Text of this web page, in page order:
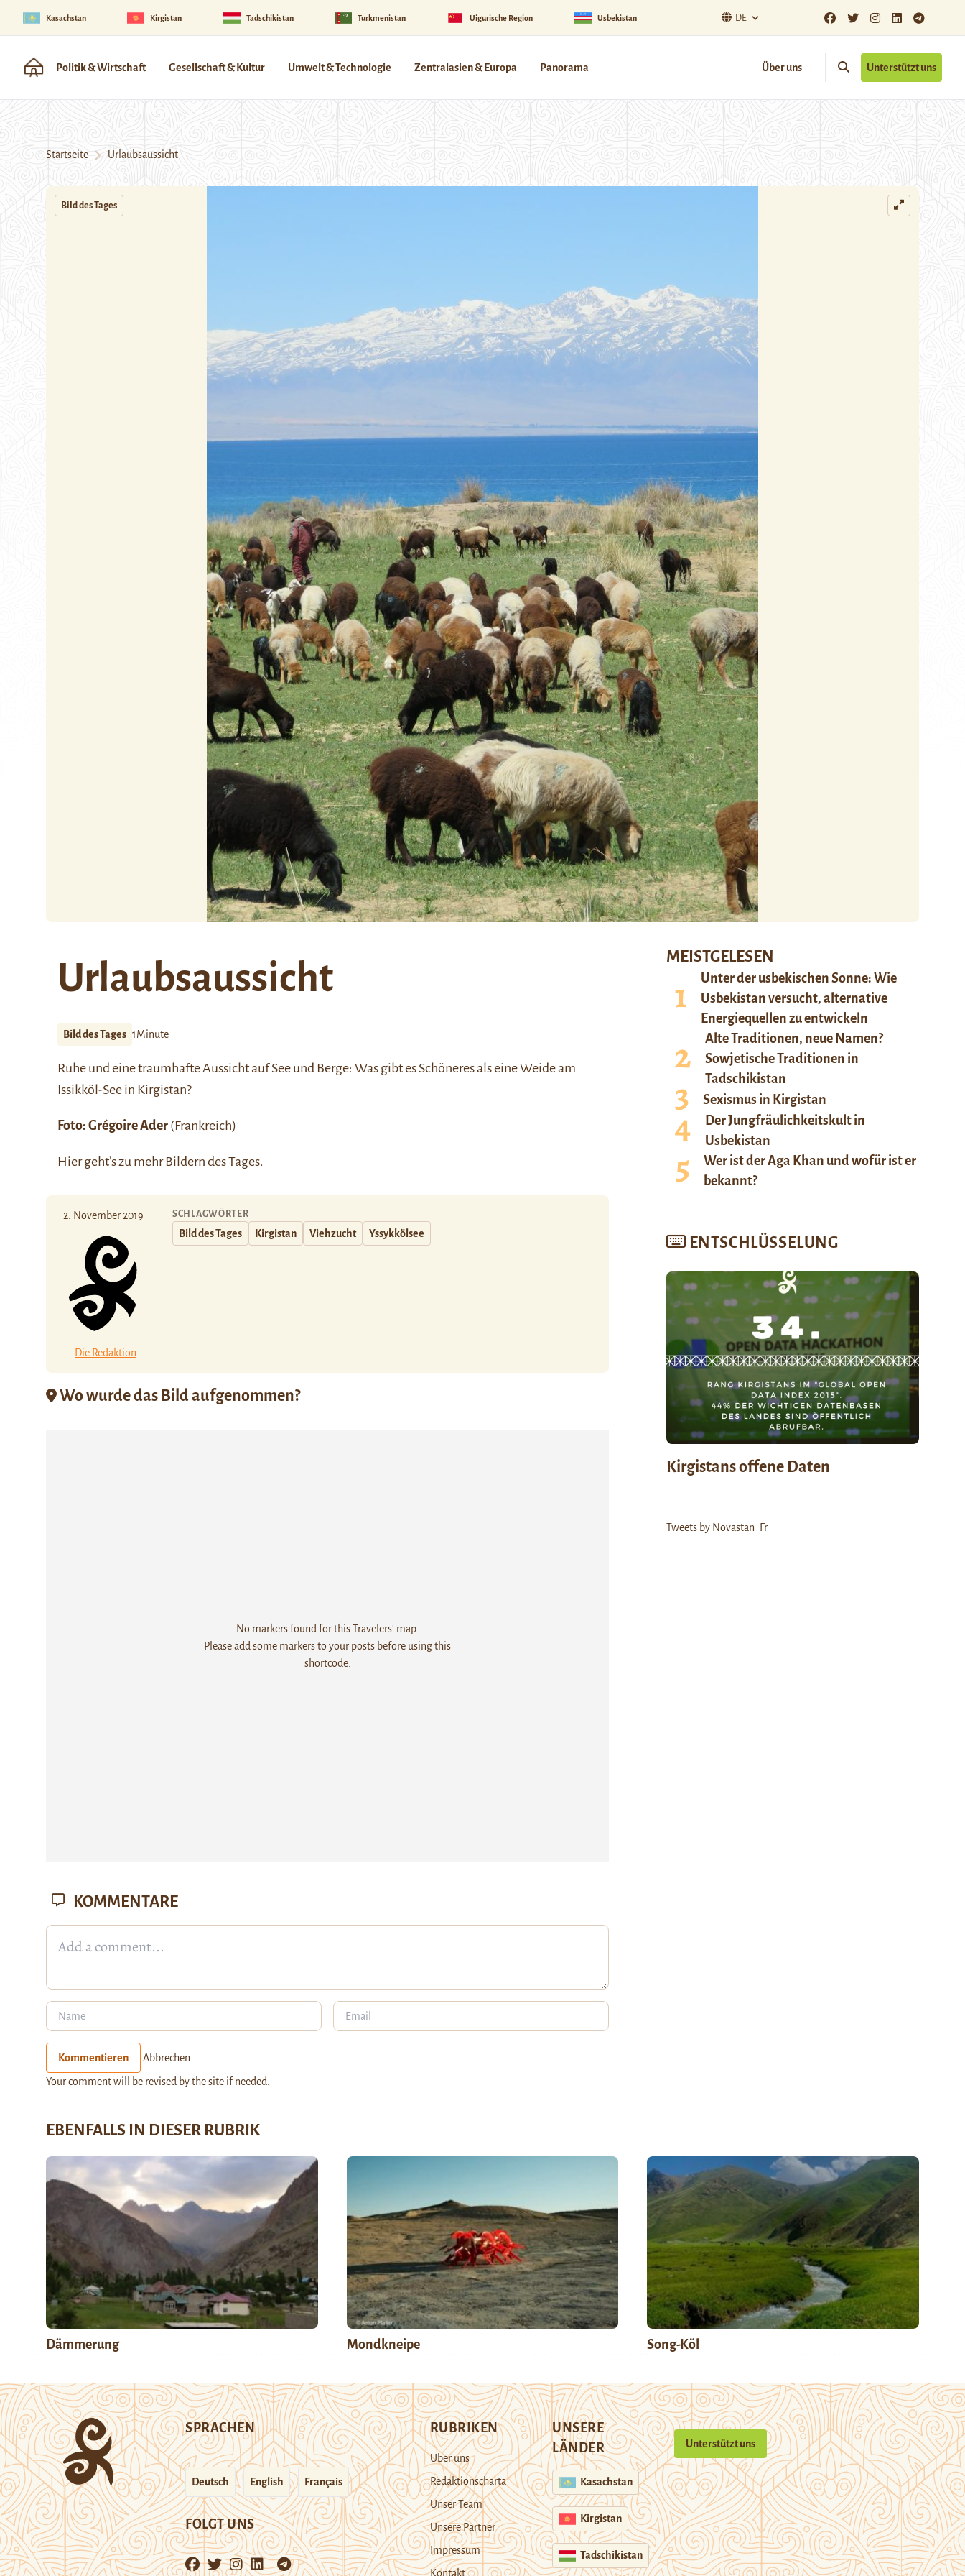
Kasachstan Kirgistan Tadschikistan Turkmenistan Uigurische Region Usbekistan DE
Politik & Wirtschaft Gesellschaft & Kultur Umwelt & Technologie Zentralasien & Europa Panorama Über uns Unterstützt uns
Startseite Urlaubsaussicht
Bild des Tages
Urlaubsaussicht
Bild des Tages 1Minute
Ruhe und eine traumhafte Aussicht auf See und Berge: Was gibt es Schöneres als eine Weide am
Issikköl-See in Kirgistan?
Foto: Grégoire Ader (Frankreich)
Hiergeht’s zu mehr Bildern des Tages.
2. November 2019
Die Redaktion
SCHLAGWÖRTER
Bild des Tages Kirgistan Viehzucht Yssykkölsee
Wo wurde das Bild aufgenommen?
No markers found for this Travelers' map.
Please add some markers to your posts before using this
shortcode.
MEISTGELESEN
Unter der usbekischen Sonne: Wie
Usbekistan versucht, alternative
Energiequellen zu entwickeln
Alte Traditionen, neue Namen?
Sowjetische Traditionen in
Tadschikistan
Sexismus in Kirgistan
Der Jungfräulichkeitskult in
Usbekistan
Wer ist der Aga Khan und wofür ist er
bekannt?
ENTSCHLÜSSELUNG
Kirgistans offene Daten
Tweets by Novastan_Fr
KOMMENTARE
Kommentieren Abbrechen
Your comment will be revised by the site if needed.
EBENFALLS IN DIESER RUBRIK
Dämmerung Mondkneipe Song-Köl
SPRACHEN
Deutsch English Français
FOLGT UNS
RUBRIKEN
Über uns
Redaktionscharta
Unser Team
Unsere Partner
Impressum
Kontakt
UNSERE
LÄNDER
Kasachstan
Kirgistan
Tadschikistan
Unterstützt uns